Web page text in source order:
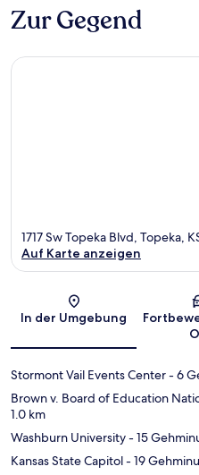
Zur Gegend
1717 Sw Topeka Blvd, Topeka,
Auf Karte anzeigen
In der Umgebung
Stormont Vail Events Center- 6
Brown v. Board of Education
1.0 km
Washburn University- 15
Kansas State Capitol- 19